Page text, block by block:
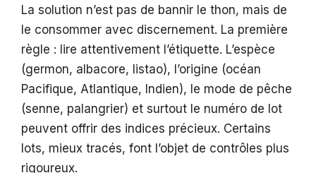
La solution n’est pas de bannir le thon, mais de
le consommer avec discernement. La première
règle : lire attentivement l’étiquette. L’espèce
(germon, albacore, listao), l’origine (océan
Pacifique, Atlantique, Indien), le mode de pêche
(senne, palangrier) et surtout le numéro de lot
peuvent offrir des indices précieux. Certains
lots, mieux tracés, font l’objet de contrôles plus
rigoureux.